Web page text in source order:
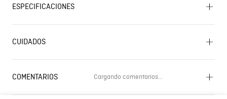
ESPECIFICACIONES
CUIDADOS
COMENTARIOS Cargando comentarios…
Cargando el resumen…